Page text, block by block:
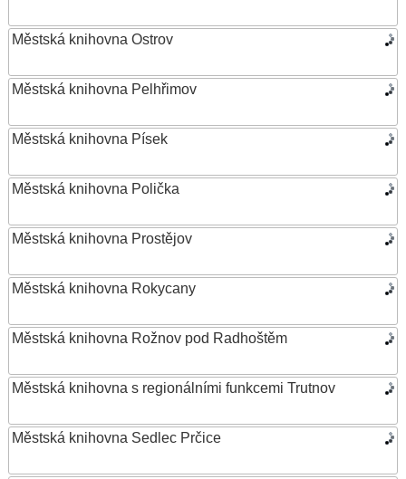
Městská knihovna Ostrov
Městská knihovna Pelhřimov
Městská knihovna Písek
Městská knihovna Polička
Městská knihovna Prostějov
Městská knihovna Rokycany
Městská knihovna Rožnov pod Radhoštěm
Městská knihovna s regionálními funkcemi Trutnov
Městská knihovna Sedlec Prčice